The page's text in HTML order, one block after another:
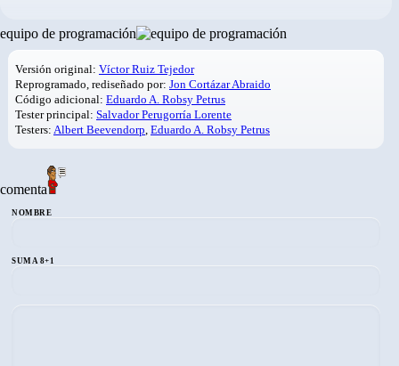
equipo de programación
Versión original: Víctor Ruiz Tejedor
Reprogramado, rediseñado por: Jon Cortázar Abraido
Código adicional: Eduardo A. Robsy Petrus
Tester principal: Salvador Perugorría Lorente
Testers: Albert Beevendorp, Eduardo A. Robsy Petrus
comenta
NOMBRE
SUMA 8+1